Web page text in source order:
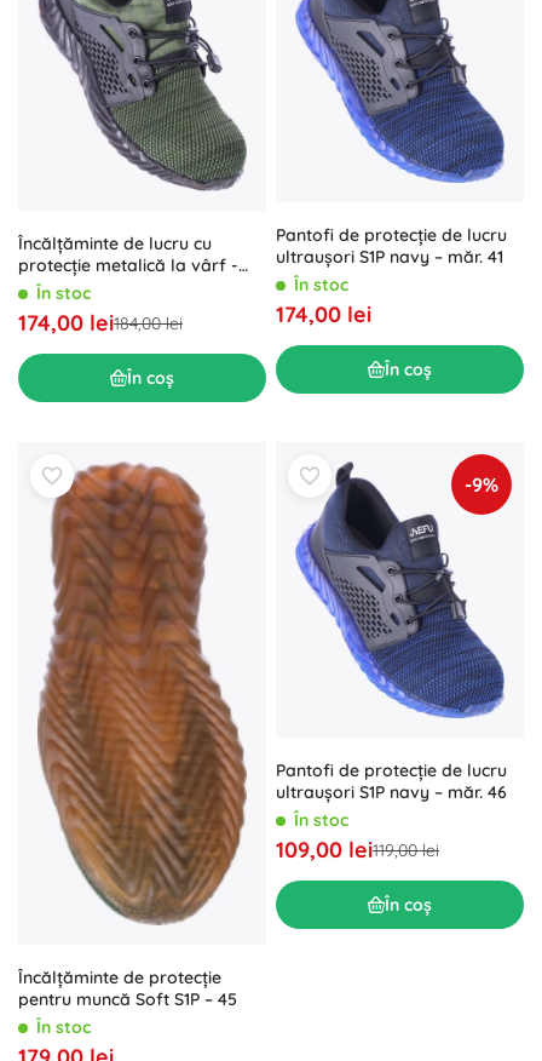
Încălțăminte de lucru cu
protecție metalică la vârf -
verde – 41
În stoc
174,00 lei184,00 lei
În coș
Pantofi de protecție de lucru
ultraușori S1P navy – măr. 41
În stoc
174,00 lei
În coș
Încălțăminte de protecție
pentru muncă Soft S1P – 45
În stoc
-9%
Pantofi de protecție de lucru
ultraușori S1P navy – măr. 46
În stoc
109,00 lei119,00 lei
În coș